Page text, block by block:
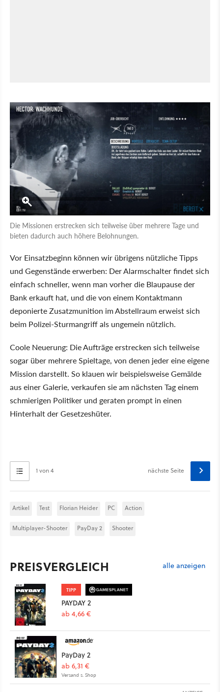
Die Missionen erstrecken sich teilweise über mehrere Tage und
bieten dadurch auch höhere Belohnungen.
Vor Einsatzbeginn können wir übrigens nützliche Tipps
und Gegenstände erwerben: Der Alarmschalter findet sich
einfach schneller, wenn man vorher die Blaupause der
Bank erkauft hat, und die von einem Kontaktmann
deponierte Zusatzmunition im Abstellraum erweist sich
beim Polizei-Sturmangriff als ungemein nützlich.
Coole Neuerung: Die Aufträge erstrecken sich teilweise
sogar über mehrere Spieltage, von denen jeder eine eigene
Mission darstellt. So klauen wir beispielsweise Gemälde
aus einer Galerie, verkaufen sie am nächsten Tag einem
schmierigen Politiker und geraten prompt in einen
Hinterhalt der Gesetzeshüter.
1 von 4 nächste Seite
Artikel Test Florian Heider PC Action
Multiplayer-Shooter PayDay 2 Shooter
PREISVERGLEICH alle anzeigen
TIPP
PAYDAY 2
ab 4,66 €
PayDay 2
ab 6,31 €
Versand s. Shop